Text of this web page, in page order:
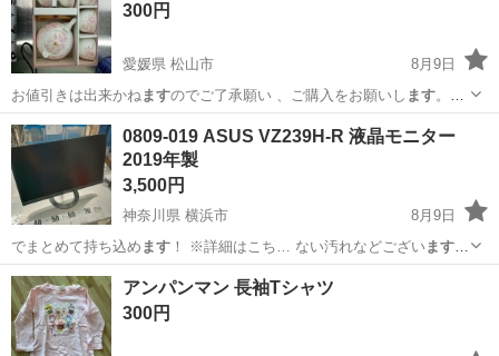
ご…
300円
愛媛県 松山市
8月9日
お値引きは出来かね ますのでご了承願い 、ご購入をお願いし ます。
【サイズ… るもので全てとなります詳細は現地でご… 連携して運営
しています。 粗⼤ごみ等の… のをリユースしています。 ご理解とご
協… 力をお願い...
愛媛 松山市
0809-019 ASUS VZ239H-R 液晶モニター
2019年製
3,500円
神奈川県 横浜市
8月9日
でまとめて持ち込め ます！ ※詳細はこち… ない汚れなどございます
・詳細は現地で… お値引きは出来かねますのでご了承願い 、ご購入を
お願いします 。 【サ… るもので全てとなります詳細は現地でご…
神奈川 横浜市 周辺機器 ASUS
アンパンマン 長袖Tシャツ
300円